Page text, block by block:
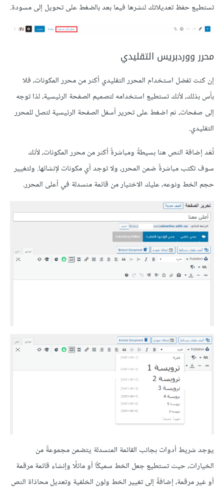
تستطيع حفظ تعديلاتك لنشرها فيما بعد بالضغط على تحويل إلى مسودة.
محرر ووردبريس التقليدي
إن كنت تفضل استخدام المحرر التقليدي أكثر من محرر المكونات، فلا
بأس بذلك، لأنك تستطيع استخدامه لتصميم الصفحة الرئيسية، لذا توجه
إلى صفحات، ثم اضغط على تحرير أسفل الصفحة الرئيسية لتصل للمحرر
التقليدي.
تُعَد إضافة النص هنا بسيطةً ومباشرةً أكثر من محرر المكونات، لأنك
سوف تكتب مباشرةً ضمن المحرر، ولا توجد أي مكونات لإنشائها. ولتغيير
حجم الخط ونوعه، عليك الاختيار من قائمة منسدلة في أعلى المحرر.
يوجد شريط أدوات بجانب القائمة المنسدلة يتضمن مجموعةً من
الخيارات، حيث تستطيع جعل الخط سميكًا أو مائلًا وإنشاء قائمة مرقمة
أو غير مرقمة، إضافةً إلى تغيير الخط ولون الخلفية وتعديل محاذاة النص